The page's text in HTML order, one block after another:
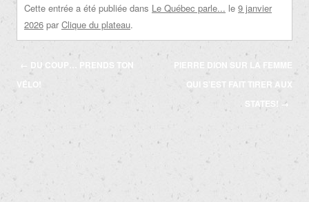
Cette entrée a été publiée dans Le Québec parle... le 9 janvier
2026 par Clique du plateau.
Navigation
des
articles
← DU COUP… PRENDS TON
VÉLO!
PIERRE DION SUR LA FEMME
QUI S’EST FAIT TIRER AUX
STATES!
→